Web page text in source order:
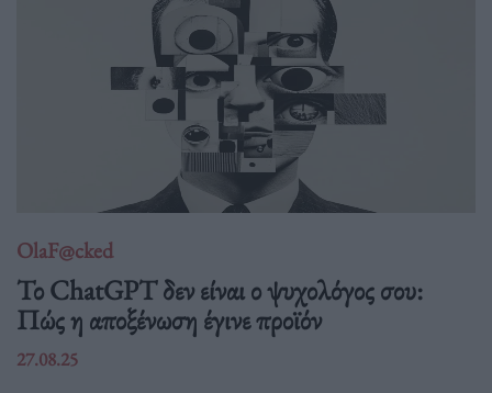
OlaF@cked
Το ChatGPT δεν είναι ο ψυχολόγος σου:
Πώς η αποξένωση έγινε προϊόν
27.08.25